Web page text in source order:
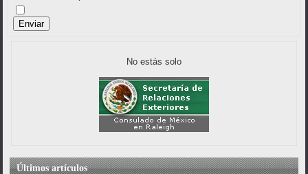
Enviar
No estás solo
Últimos artículos